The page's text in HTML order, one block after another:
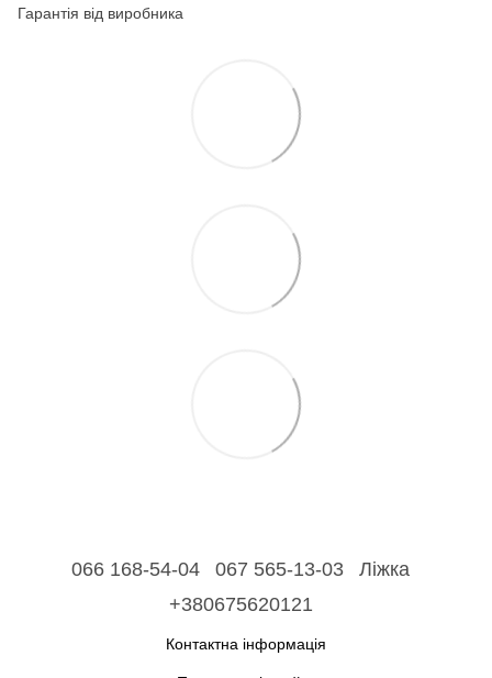
Гарантія від виробника
066 168-54-04 067 565-13-03
Ліжка
+380675620121
Контактна інформація